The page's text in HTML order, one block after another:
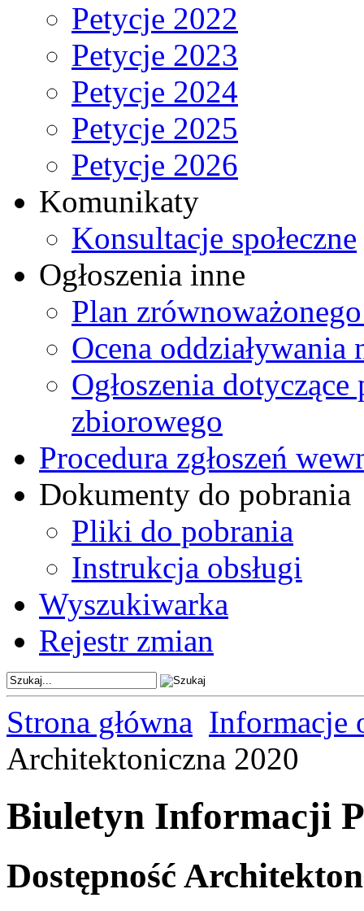
Petycje 2022
Petycje 2023
Petycje 2024
Petycje 2025
Petycje 2026
Komunikaty
Konsultacje społeczne
Ogłoszenia inne
Plan
Ocena oddziaływania
Ogłoszenia
zbiorowego
Procedura zgłoszeń
Dokumenty do pobrania
Pliki do pobrania
Instrukcja obsługi
Wyszukiwarka
Rejestr zmian
Strona główna Informacje
Architektoniczna 2020
Biuletyn Informacji
Dostępność